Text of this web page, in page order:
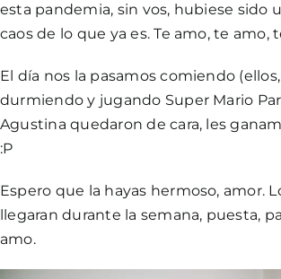
esta pandemia, sin vos, hubiese sido
caos de lo que ya es. Te amo, te amo,
El día nos la pasamos comiendo
durmiendo y jugando Super Mario
Agustina quedaron de cara, les
:P
Espero que la hayas hermoso, amor.
llegaran durante la semana, puesta,
amo.